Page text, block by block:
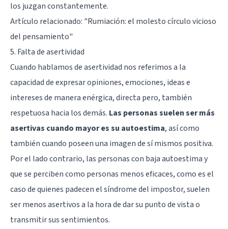
los juzgan constantemente.
Artículo relacionado: "Rumiación: el molesto círculo vicioso
del pensamiento"
5. Falta de asertividad
Cuando hablamos de asertividad nos referimos a la
capacidad de expresar opiniones, emociones, ideas e
intereses de manera enérgica, directa pero, también
respetuosa hacia los demás. Las personas suelen ser más
asertivas cuando mayor es su autoestima, así como
también cuando poseen una imagen de sí mismos positiva.
Por el lado contrario, las personas con baja autoestima y
que se perciben como personas menos eficaces, como es el
caso de quienes padecen el síndrome del impostor, suelen
ser menos asertivos a la hora de dar su punto de vista o
transmitir sus sentimientos.